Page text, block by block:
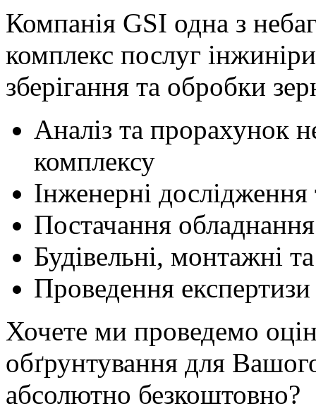
Компанія GSI одна з
комплекс послуг
зберігання та обробки
Аналіз та прорахунок
комплексу
Інженерні
Постачання обладнання
Будівельні, монтажні
Проведення експертизи
Хочете ми проведемо
обґрунтування для
абсолютно безкоштовно?